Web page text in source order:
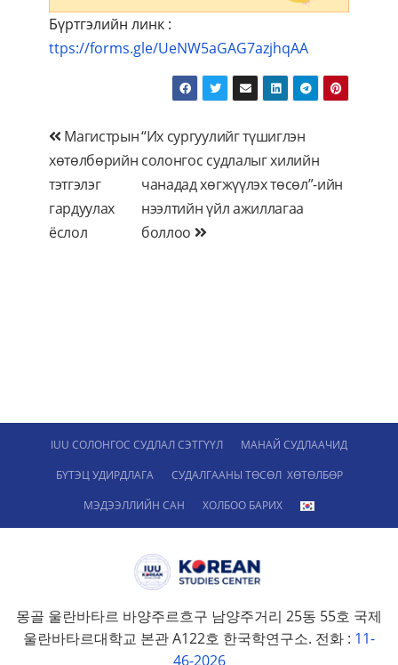
Бүртгэлийн линк :
ttps://forms.gle/UeNW5aGAG7azjhqAA
Мэдээний
цэс
“Их сургуулийг түшиглэн
солонгос судлалыг хилийн
чанадад хөгжүүлэх төсөл”-ийн
нээлтийн үйл ажиллагаа
боллоо
Магистрын
хөтөлбөрийн
тэтгэлэг
гардуулах
ёслол
IUU СОЛОНГОС СУДЛАЛ СЭТГҮҮЛ
МАНАЙ СУДЛААЧИД
БҮТЭЦ УДИРДЛАГА
СУДАЛГААНЫ ТӨСӨЛ ХӨТӨЛБӨР
МЭДЭЭЛЛИЙН САН
ХОЛБОО БАРИХ
몽골 울란바타르 바양주르흐구 남양주거리 25동 55호 국제
울란바타르대학교 본관 A122호 한국학연구소. 전화 : 11-
46-2026